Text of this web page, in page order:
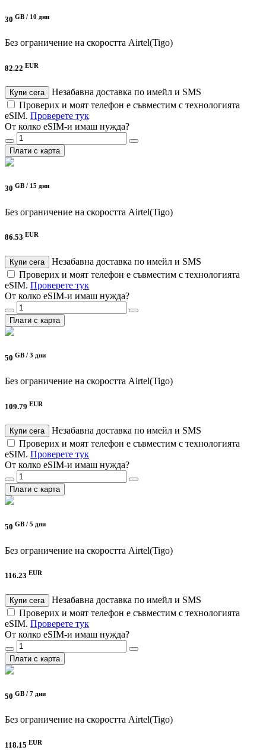
30 GB / 10 дни
Без ограничение на скоростта Airtel(Tigo)
82.22 EUR
Купи сега
Незабавна доставка по имейл и SMS
Проверих и моят телефон е съвместим с технологията
eSIM. Проверете тук
От колко eSIM-и имаш нужда?
Плати с карта
30 GB / 15 дни
Без ограничение на скоростта Airtel(Tigo)
86.53 EUR
Купи сега
Незабавна доставка по имейл и SMS
Проверих и моят телефон е съвместим с технологията
eSIM. Проверете тук
От колко eSIM-и имаш нужда?
Плати с карта
50 GB / 3 дни
Без ограничение на скоростта Airtel(Tigo)
109.79 EUR
Купи сега
Незабавна доставка по имейл и SMS
Проверих и моят телефон е съвместим с технологията
eSIM. Проверете тук
От колко eSIM-и имаш нужда?
Плати с карта
50 GB / 5 дни
Без ограничение на скоростта Airtel(Tigo)
116.23 EUR
Купи сега
Незабавна доставка по имейл и SMS
Проверих и моят телефон е съвместим с технологията
eSIM. Проверете тук
От колко eSIM-и имаш нужда?
Плати с карта
50 GB / 7 дни
Без ограничение на скоростта Airtel(Tigo)
118.15 EUR